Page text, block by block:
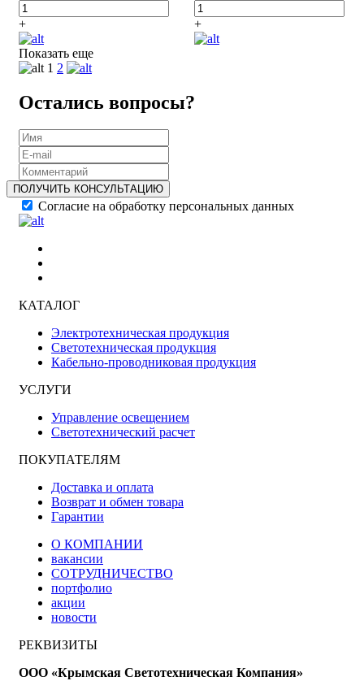
+ +
Показать еще
1 2
Остались вопросы?
ПОЛУЧИТЬ КОНСУЛЬТАЦИЮ
Согласие на обработку персональных данных
КАТАЛОГ
Электротехническая продукция
Светотехническая продукция
Кабельно-проводниковая продукция
УСЛУГИ
Управление освещением
Светотехнический расчет
ПОКУПАТЕЛЯМ
Доставка и оплата
Возврат и обмен товара
Гарантии
О КОМПАНИИ
вакансии
СОТРУДНИЧЕСТВО
портфолио
акции
новости
РЕКВИЗИТЫ
ООО «Крымская Светотехническая Компания»